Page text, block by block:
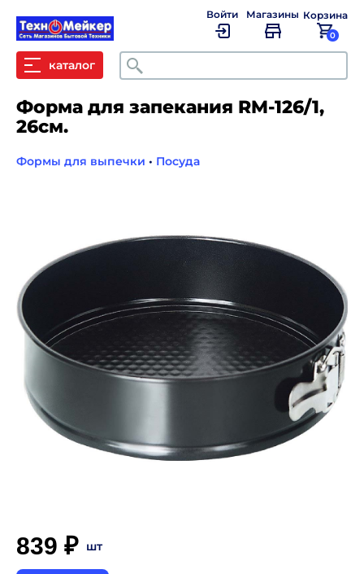
каталог Поиск
Войти Магазины Корзина
0
Форма для запекания RM-126/1,
26см.
Формы для выпечки • Посуда
839 ₽ шт